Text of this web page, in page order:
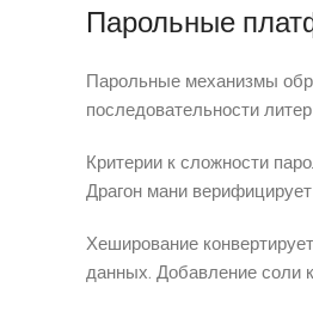
Парольные
Парольные механизмы
последовательности
Критерии к сложности
Драгон мани
Хеширование
данных. Добавление соли